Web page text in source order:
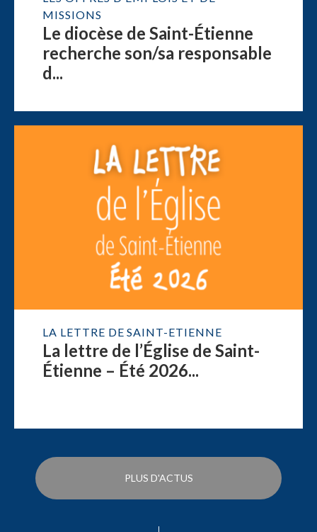
MISSIONS
Le diocèse de Saint-Étienne
recherche son/sa responsable
d...
LA LETTRE DE SAINT-ETIENNE
La lettre de l’Église de Saint-
Étienne – Été 2026...
PLUS D'ACTUS